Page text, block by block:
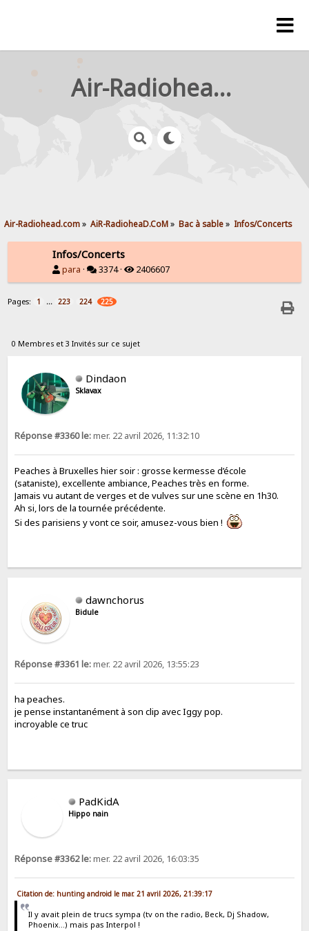
Air-Radiohead.com
Air-Radiohead.com» AiR-RadioheaD.CoM» Bac à sable» Infos/Concerts
Infos/Concerts
para · 3374 · 2406607
Pages: 1 ... 223 224 225
0 Membres et 3 Invités sur ce sujet
Dindaon
Sklavax
Réponse #3360 le:mer. 22 avril 2026, 11:32:10
Peaches à Bruxelles hier soir : grosse kermesse d’école
(sataniste), excellente ambiance, Peaches très en forme.
Jamais vu autant de verges et de vulves sur une scène en 1h30.
Ah si, lors de la tournée précédente.
Si des parisiens y vont ce soir, amusez-vous bien !
dawnchorus
Bidule
Réponse #3361 le:mer. 22 avril 2026, 13:55:23
ha peaches.
je pense instantanément à son clip avec Iggy pop.
incroyable ce truc
PadKidA
Hippo nain
Réponse #3362 le:mer. 22 avril 2026, 16:03:35
Citation de: hunting android le mar. 21 avril 2026, 21:39:17
Il y avait plein de trucs sympa (tv on the radio, Beck, Dj Shadow,
Phoenix…) mais pas Interpol !